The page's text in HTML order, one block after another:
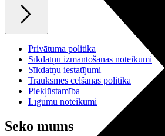
Privātuma politika
Sīkdatņu izmantošanas noteikumi
Sīkdatņu iestatījumi
Trauksmes celšanas politika
Piekļūstamība
Līgumu noteikumi
Seko mums